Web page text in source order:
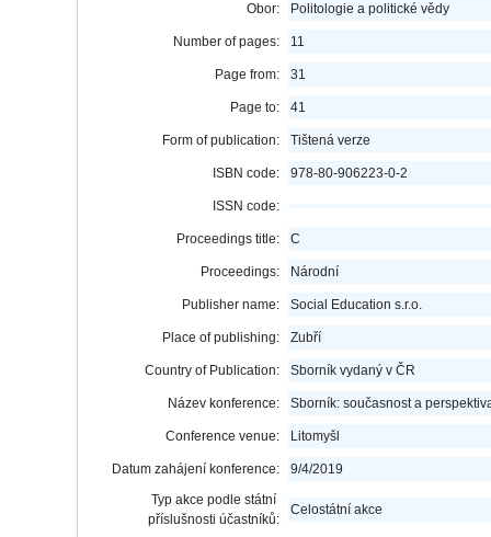
Obor: Politologie a politické vědy
Number of pages: 11
Page from: 31
Page to: 41
Form of publication: Tištená verze
ISBN code: 978-80-906223-0-2
ISSN code:
Proceedings title: C
Proceedings: Národní
Publisher name: Social Education s.r.o.
Place of publishing: Zubří
Country of Publication: Sborník vydaný v ČR
Název konference: Sborník: současnost a
Conference venue: Litomyšl
Datum zahájení konference:
9/4/2019
Typ akce podle státní
příslušnosti účastníků:
Celostátní akce